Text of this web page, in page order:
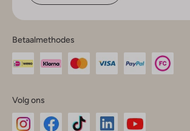
Betaalmethodes
Volg ons